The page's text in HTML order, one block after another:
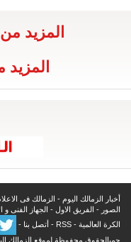
المزيد
أخبار الزمالك اليوم - الزمالك فى
الصور - الفريق الاول - الجهاز الفنى و
الكرة العالمية -
RSS
- أتصل بنا -
جميالحقوق محفوظة لموقع الزمالك اليوم